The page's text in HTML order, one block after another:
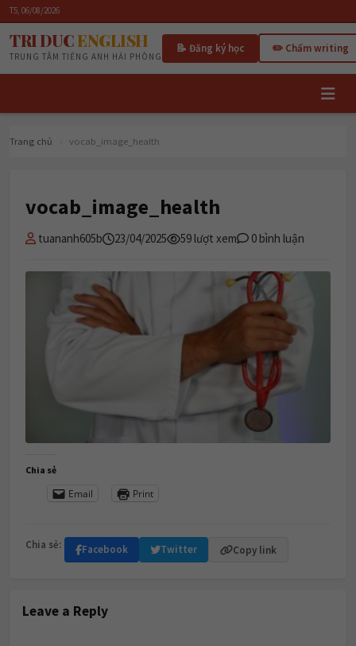
T5, 06/08/2026
TRI DUCENGLISH
TRUNG TÂM TIẾNG ANH HẢI PHÒNG
📝 Đăng ký học ✏️ Chấm writing
Trang chủ vocab_image_health
vocab_image_health
tuananh605b 23/04/2025 59 lượt xem 0 bình luận
Chia sẻ
Email Print
Chia sẻ: Facebook Twitter Copy link
Leave a Reply